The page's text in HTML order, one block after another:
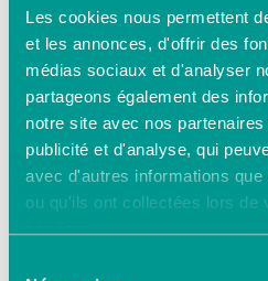
Les cookies nous permettent
et les annonces, d'offrir des
médias sociaux et d'analyser
partageons également des
notre site avec nos
publicité et d'analyse, qui
avec d'autres informations
ou qu'ils ont collectées lors de